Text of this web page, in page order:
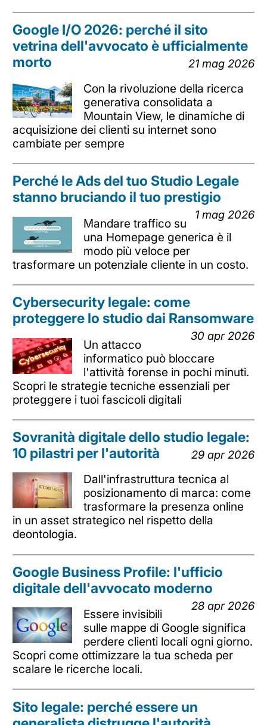
Google I/O 2026: perché il sito
vetrina dell'avvocato è ufficialmente
morto
21 mag 2026
Con la rivoluzione della ricerca
generativa consolidata a
Mountain View, le dinamiche di
acquisizione dei clienti su internet sono
cambiate per sempre
Perché le Ads del tuo Studio Legale
stanno bruciando il tuo prestigio
1 mag 2026
Mandare traffico su
una Homepage generica è il
modo più veloce per
trasformare un potenziale cliente in un costo.
Cybersecurity legale: come
proteggere lo studio dai Ransomware
30 apr 2026
Un attacco
informatico può bloccare
l'attività forense in pochi minuti.
Scopri le strategie tecniche essenziali per
proteggere i tuoi fascicoli digitali
Sovranità digitale dello studio legale:
10 pilastri per l'autorità
29 apr 2026
Dall'infrastruttura tecnica al
posizionamento di marca: come
trasformare la presenza online
in un asset strategico nel rispetto della
deontologia.
Google Business Profile: l'ufficio
digitale dell'avvocato moderno
28 apr 2026
Essere invisibili
sulle mappe di Google significa
perdere clienti locali ogni giorno.
Scopri come ottimizzare la tua scheda per
scalare le ricerche locali.
Sito legale: perché essere un